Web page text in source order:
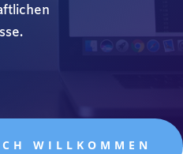
WILLKOMMEN